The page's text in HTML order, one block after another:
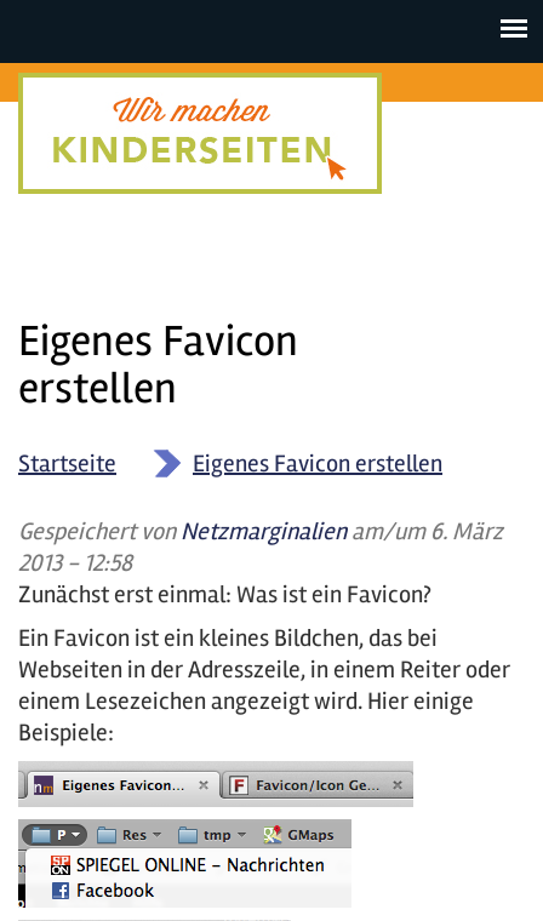
Toggle
Eigenes Favicon
erstellen
Startseite » Eigenes Favicon erstellen
Gespeichert vonNetzmarginalienam/um 6. März
2013 - 12:58
Zunächst erst einmal: Was ist ein Favicon?
Ein Favicon ist ein kleines Bildchen, das bei
Webseiten in der Adresszeile, in einem Reiter oder
einem Lesezeichen angezeigt wird. Hier einige
Beispiele: